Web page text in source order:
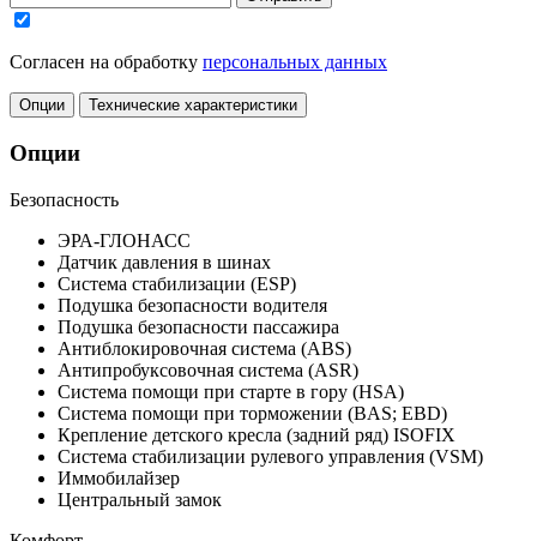
Согласен на обработку персональных данных
Опции Технические характеристики
Опции
Безопасность
ЭРА-ГЛОНАСС
Датчик давления в шинах
Система стабилизации (ESP)
Подушка безопасности водителя
Подушка безопасности пассажира
Антиблокировочная система (ABS)
Антипробуксовочная система (ASR)
Система помощи при старте в гору (HSA)
Система помощи при торможении (BAS; EBD)
Крепление детского кресла (задний ряд) ISOFIX
Система стабилизации рулевого управления (VSM)
Иммобилайзер
Центральный замок